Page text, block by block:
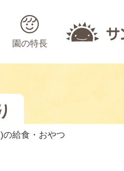
園の特長
の給食・おやつ